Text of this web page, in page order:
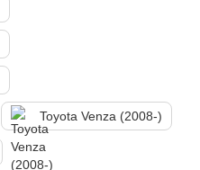
Toyota Venza (2008-)